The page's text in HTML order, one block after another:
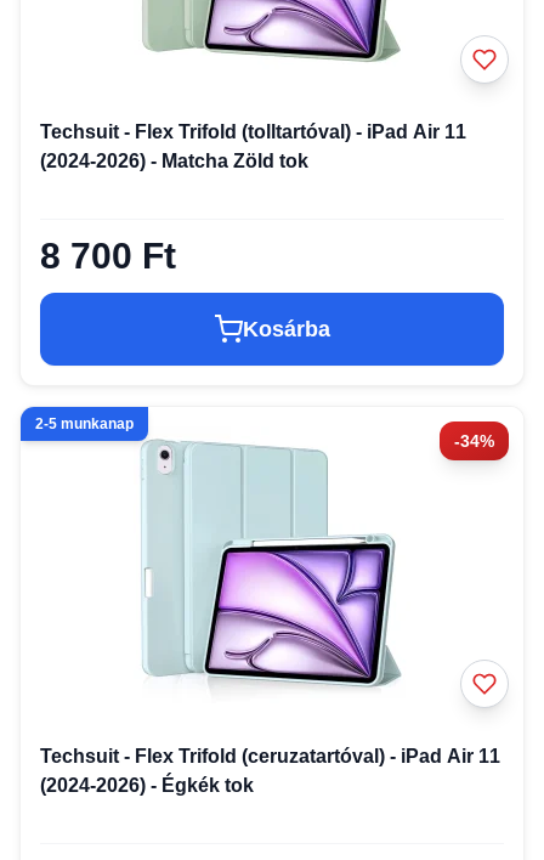
Techsuit - Flex Trifold (tolltartóval) - iPad Air 11
(2024-2026) - Matcha Zöld tok
8 700 Ft
Kosárba
-34%
2-5 munkanap
Techsuit - Flex Trifold (ceruzatartóval) - iPad Air 11
(2024-2026) - Égkék tok